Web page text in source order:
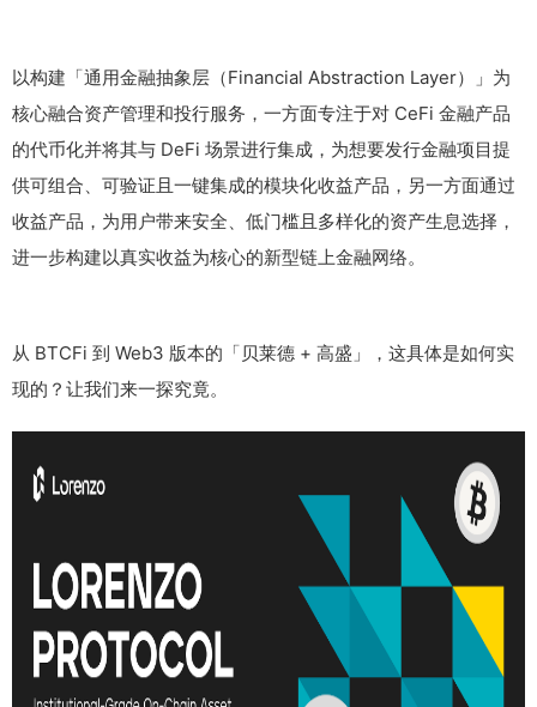
以构建「通用金融抽象层（Financial Abstraction Layer）」为
核心融合资产管理和投行服务，一方面专注于对 CeFi 金融产品
的代币化并将其与 DeFi 场景进行集成，为想要发行金融项目提
供可组合、可验证且一键集成的模块化收益产品，另一方面通过
收益产品，为用户带来安全、低门槛且多样化的资产生息选择，
进一步构建以真实收益为核心的新型链上金融网络。
从 BTCFi 到 Web3 版本的「贝莱德 + 高盛」，这具体是如何实
现的？让我们来一探究竟。